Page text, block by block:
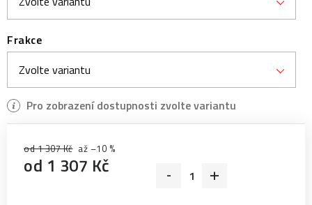
Frakce
od 1 307 Kč až –10 %
od 1 307 Kč